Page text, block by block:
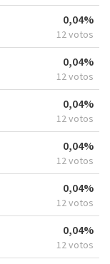
0,04%
12 votos
0,04%
12 votos
0,04%
12 votos
0,04%
12 votos
0,04%
12 votos
0,04%
12 votos